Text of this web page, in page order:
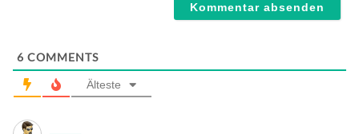
6 COMMENTS
Älteste